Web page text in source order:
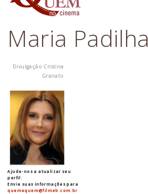
Maria Padilha
Divulgação Cristina
Granato
Ajude-nos a atualizar seu
perfil.
Envie suas informações para
quemequem@filmeb.com.br